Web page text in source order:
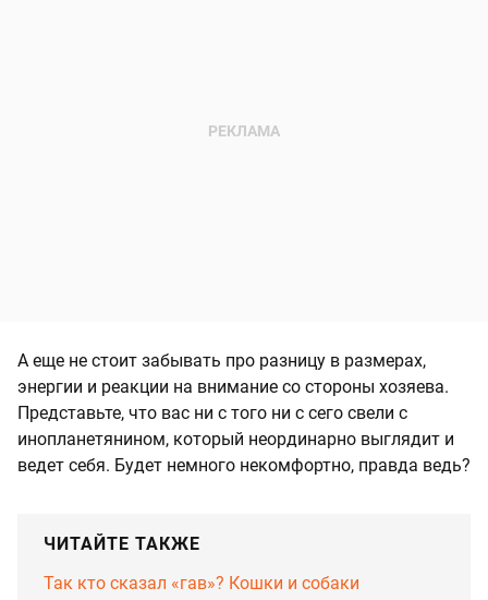
А еще не стоит забывать про разницу в размерах,
энергии и реакции на внимание со стороны хозяева.
Представьте, что вас ни с того ни с сего свели с
инопланетянином, который неординарно выглядит и
ведет себя. Будет немного некомфортно, правда ведь?
ЧИТАЙТЕ ТАКЖЕ
Так кто сказал «гав»? Кошки и собаки